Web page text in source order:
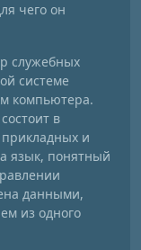
чего он
служебных
системе
компьютера.
состоит в
и
язык, понятный
данными,
из одного